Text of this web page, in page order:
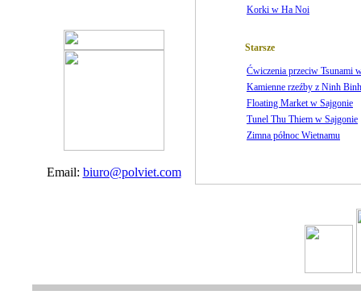
Email: biuro@polviet.com
Korki w Ha Noi
Starsze
Ćwiczenia przeciw Tsunami
Kamienne rzeźby z Ninh Binh
Floating Market w Sajgonie
Tunel Thu Thiem w Sajgonie
Zimna północ Wietnamu